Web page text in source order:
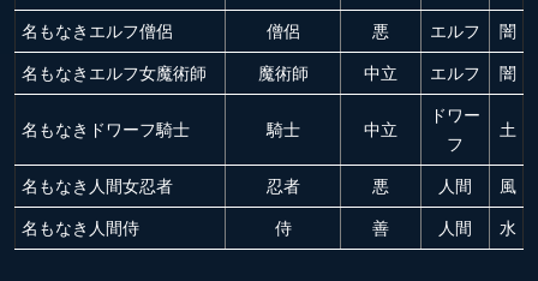
名もなきエルフ僧侶 僧侶 悪 エルフ 闇
名もなきエルフ女魔術師 魔術師 中立 エルフ 闇
名もなきドワーフ騎士 騎士 中立
ドワー
フ
土
名もなき人間女忍者 忍者 悪 人間 風
名もなき人間侍 侍 善 人間 水